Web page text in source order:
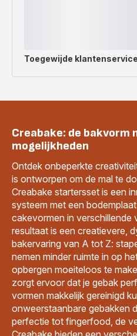
Toegewijde klantenservice
Creabake: de bakvorm
mogelijkheden
Ontdek onbeperkte
is ontworpen om de mal te
Creabake startersset is een
systeem met een
cakevormen in verschillende
resultaat is een creatievere,
bakervaring van A tot Z:
nemen minder ruimte in op
opbergen moeiteloos te
zorgt ervoor dat je gebak
vormen makkelijk gereinigd
onweerstaanbare gebakken
perfectie tot fingerfood, de